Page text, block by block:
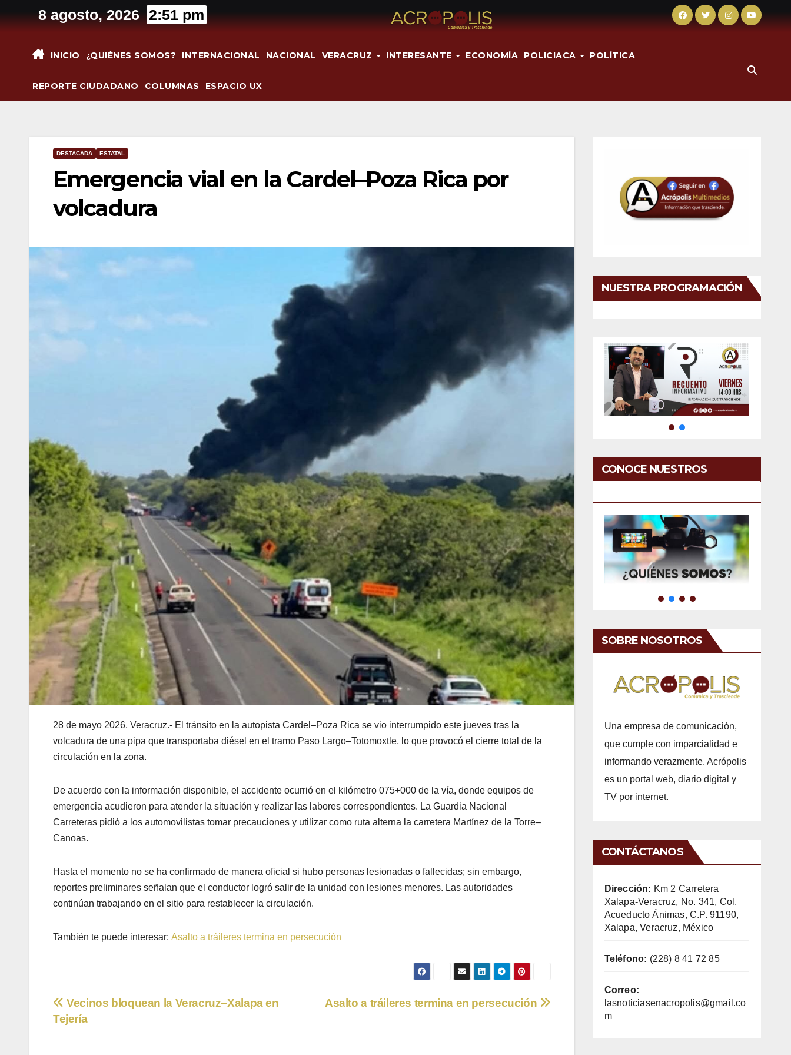
al
8 agosto, 2026 2:51 pm
INICIO ¿QUIÉNES SOMOS? INTERNACIONAL NACIONAL VERACRUZ INTERESANTE ECONOMÍA POLICIACA POLÍTICA
REPORTE CIUDADANO COLUMNAS ESPACIO UX
DESTACADA ESTATAL
Emergencia vial en la Cardel–Poza Rica por
volcadura
28 de mayo 2026, Veracruz.- El tránsito en la autopista Cardel–Poza Rica se vio interrumpido este jueves tras la
volcadura de una pipa que transportaba diésel en el tramo Paso Largo–Totomoxtle, lo que provocó el cierre total de la
circulación en la zona.
De acuerdo con la información disponible, el accidente ocurrió en el kilómetro 075+000 de la vía, donde equipos de
emergencia acudieron para atender la situación y realizar las labores correspondientes. La Guardia Nacional
Carreteras pidió a los automovilistas tomar precauciones y utilizar como ruta alterna la carretera Martínez de la Torre–
Canoas.
Hasta el momento no se ha confirmado de manera oficial si hubo personas lesionadas o fallecidas; sin embargo,
reportes preliminares señalan que el conductor logró salir de la unidad con lesiones menores. Las autoridades
continúan trabajando en el sitio para restablecer la circulación.
También te puede interesar: Asalto a tráileres termina en persecución
Navegación
de
Asalto a tráileres termina en persecución
Vecinos bloquean la Veracruz–Xalapa en
Tejería
NUESTRA PROGRAMACIÓN
CONOCE NUESTROS
SOBRE NOSOTROS
Una empresa de comunicación,
que cumple con imparcialidad e
informando verazmente. Acrópolis
es un portal web, diario digital y
TV por internet.
CONTÁCTANOS
Dirección: Km 2 Carretera
Xalapa-Veracruz, No. 341, Col.
Acueducto Ánimas, C.P. 91190,
Xalapa, Veracruz, México
Teléfono: (228) 8 41 72 85
Correo:
lasnoticiasenacropolis@gmail.co
m